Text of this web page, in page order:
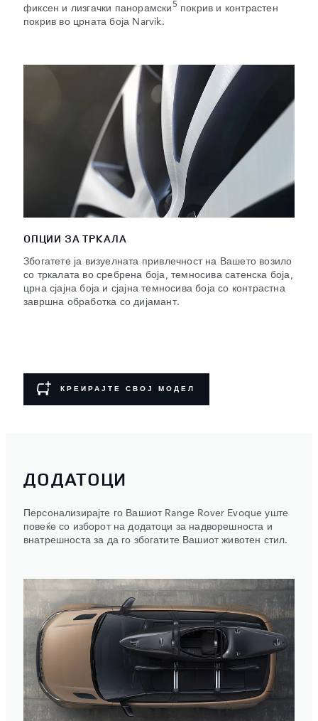
фиксен и лизгачки панорамски5 покрив и контрастен
покрив во црната боја Narvik.
ОПЦИИ ЗА ТРКАЛА
Збогатете ја визуелната привлечност на Вашето возило
со тркалата во сребрена боја, темносива сатенска боја,
црна сјајна боја и сјајна темносива боја со контрастна
завршна обработка со дијамант.
КРЕИРАЈТЕ СВОЈ МОДЕЛ
ДОДАТОЦИ
Персонализирајте го Вашиот Range Rover Evoque уште
повеќе со изборот на додатоци за надворешноста и
внатрешноста за да го збогатите Вашиот животен стил.